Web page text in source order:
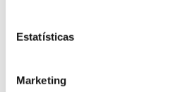
Estatísticas
Marketing